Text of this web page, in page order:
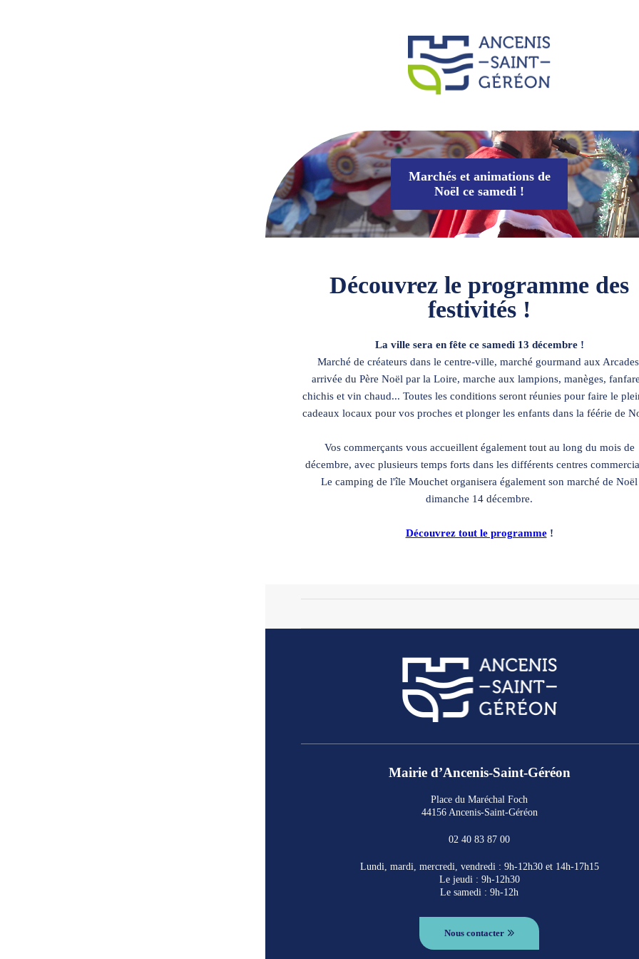
Marchés et animations de
Noël ce samedi !
Découvrez le programme des
festivités !
La ville sera en fête ce samedi 13 décembre !
Marché de créateurs dans le centre-ville, marché gourmand aux
arrivée du Père Noël par la Loire, marche aux lampions, manèges,
chichis et vin chaud... Toutes les conditions seront réunies pour faire le
cadeaux locaux pour vos proches et plonger les enfants dans la féérie de
Vos commerçants vous accueillent également tout au long du mois de
décembre, avec plusieurs temps forts dans les différents centres
Le camping de l'île Mouchet organisera également son marché de Noël
dimanche 14 décembre.
Découvrez tout le programme!
Mairie d’Ancenis-Saint-Géréon
Place du Maréchal Foch
44156 Ancenis-Saint-Géréon
02 40 83 87 00
Lundi, mardi, mercredi, vendredi : 9h-12h30 et 14h-17h15
Le jeudi : 9h-12h30
Le samedi : 9h-12h
Nous contacter